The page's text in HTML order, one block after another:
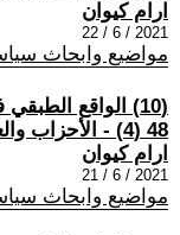
ارام كيوان
2021 / 6 / 22
مواضيع وابحاث
(10) الواقع
48 (4) - الأحزاب والعمل السياسي
ارام كيوان
2021 / 6 / 21
مواضيع وابحاث